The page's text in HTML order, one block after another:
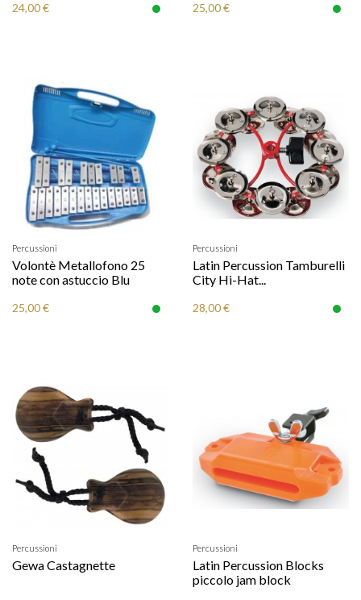
24,00 € 25,00 €
Percussioni
Volontè Metallofono 25
note con astuccio Blu
25,00 €
Percussioni
Latin Percussion Tamburelli
City Hi-Hat...
28,00 €
Percussioni
Gewa Castagnette
Percussioni
Latin Percussion Blocks
piccolo jam block